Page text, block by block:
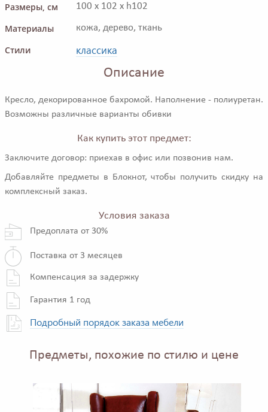
Размеры, см
100 x 102 x h102
Материалы кожа, дерево, ткань
Стили классика
Описание
Кресло, декорированное бахромой. Наполнение - полиуретан.
Возможны различные варианты обивки
Как купить этот предмет:
Заключите договор: приехав в офис или позвонив нам.
Добавляйте предметы в Блокнот, чтобы получить скидку на
комплексный заказ.
Условия заказа
Предоплата от 30%
Поставка от 3 месяцев
Компенсация за задержку
Гарантия 1 год
Подробный порядок заказа мебели
Предметы, похожие по стилю и цене